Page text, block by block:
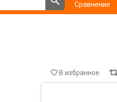
Сравнение
В избранное